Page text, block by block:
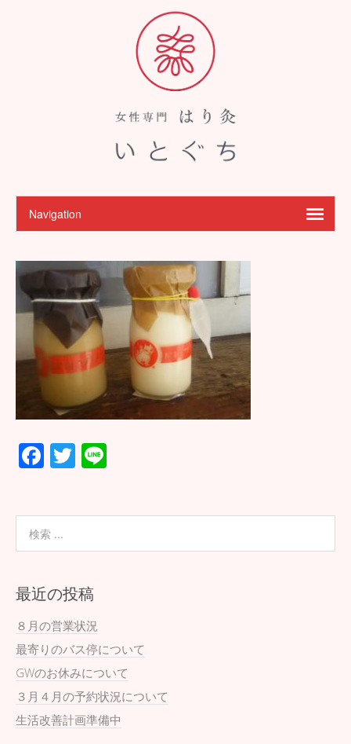
F
b
o
o
k
T
最近の投稿
８月の営業状況
最寄りのバス停について
GWのお休みについて
３月４月の予約状況について
生活改善計画準備中